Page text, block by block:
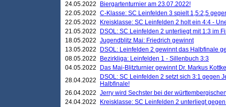
24.05.2022
Biergartenturnier am 23.07.2022!
22.05.2022 C-Klasse: SC Leinfelden 3 spielt 1,5:2,5
22.05.2022
Kreisklasse: SC Leinfelden 2 holt ein 4:4 -
21.05.2022
DSOL: SC Leinfelden 2 unterliegt mit 1:3 im
18.05.2022 Jugendblitz Mai: Friedrich gewinnt
13.05.2022
DSOL: Leinfelden 2 gewinnt das Halbfinale
08.05.2022
Bezirkliga: Leinfelden 1 - Sillenbuch 3:3
04.05.2022
Das Mai-Blitzturnier gewinnt Dr. Markus
28.04.2022
DSOL: SC Leinfelden 2 setzt sich 3:1 gegen
Halbfinale!
26.04.2022 Jerry wird Sechster bei der
24.04.2022
Kreisklasse: SC Leinfelden 2 unterliegt